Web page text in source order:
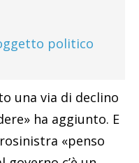
politico
una via di declino
ha aggiunto. E
«penso